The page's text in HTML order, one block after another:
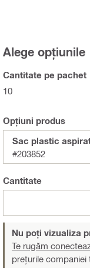
Alege opțiunile
Cantitate pe pachet
10
Opțiuni produs
Sac plastic
#203852
Cantitate
Nu poți vizualiza
Te rugăm
prețurile companiei